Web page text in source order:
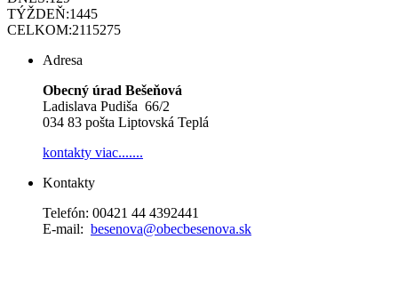
TÝŽDEŇ:1445
CELKOM:2115275
Adresa
Obecný úrad Bešeňová
Ladislava Pudiša 66/2
034 83 pošta Liptovská Teplá
kontakty viac.......
Kontakty
Telefón: 00421 44 4392441
E-mail: besenova@obecbesenova.sk